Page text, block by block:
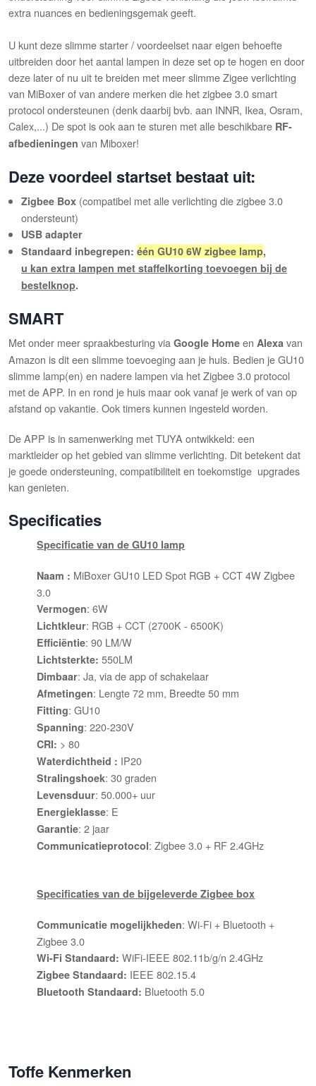
extra nuances en bedieningsgemak geeft.
U kunt deze slimme starter / voordeelset naar eigen behoefte
uitbreiden door het aantal lampen in deze set op te hogen en door
deze later of nu uit te breiden met meer slimme Zigee verlichting
van MiBoxer of van andere merken die het zigbee 3.0 smart
protocol ondersteunen (denk daarbij bvb. aan INNR, Ikea, Osram,
Calex,...) De spot is ook aan te sturen met alle beschikbare RF-
afbedieningen van Miboxer!
Deze voordeel startset bestaat uit:
Zigbee Box (compatibel met alle verlichting die zigbee 3.0
ondersteunt)
USB adapter
Standaard inbegrepen:één GU10 6W zigbee lamp,
u kan extra lampen met staffelkorting toevoegen bij de
bestelknop.
SMART
Met onder meer spraakbesturing viaGoogle Home en Alexa van
Amazon is dit een slimme toevoeging aan je huis. Bedien je GU10
slimme lamp(en) en nadere lampen via het Zigbee 3.0 protocol
met de APP. In en rond je huis maar ook vanaf je werk of van op
afstand op vakantie. Ook timers kunnen ingesteld worden.
De APP is in samenwerking met TUYA ontwikkeld: een
marktleider op het gebied van slimme verlichting. Dit betekent dat
je goede ondersteuning, compatibiliteit en toekomstige upgrades
kan genieten.
Specificaties
Specificatie van de GU10 lamp
Naam : MiBoxer GU10 LED Spot RGB + CCT 4W Zigbee
3.0
Vermogen: 6W
Lichtkleur: RGB + CCT (2700K - 6500K)
Efficiëntie: 90 LM/W
Lichtsterkte: 550LM
Dimbaar: Ja, via de app of schakelaar
Afmetingen: Lengte 72 mm, Breedte 50 mm
Fitting: GU10
Spanning: 220-230V
CRI: > 80
Waterdichtheid : IP20
Stralingshoek: 30 graden
Levensduur: 50.000+ uur
Energieklasse: E
Garantie: 2 jaar
Communicatieprotocol: Zigbee 3.0 + RF 2.4GHz
Specificaties van de bijgeleverde Zigbee box
Communicatie mogelijkheden: Wi-Fi + Bluetooth +
Zigbee 3.0
Wi-Fi Standaard:WiFi-IEEE 802.11b/g/n 2.4GHz
Zigbee Standaard: IEEE 802.15.4
Bluetooth Standaard: Bluetooth 5.0
Toffe Kenmerken